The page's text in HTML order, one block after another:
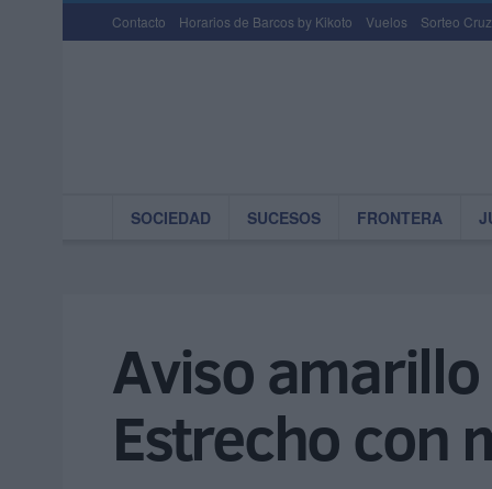
Contacto Horarios de Barcos by Kikoto Vuelos Sorteo
SOCIEDAD SUCESOS FRONTERA
Aviso
Estrecho con